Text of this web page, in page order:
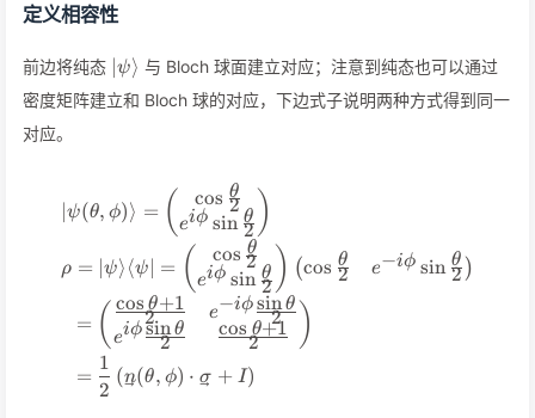
定义相容性
前边将纯态 \vert\psi\rangle
ψ⟩ 与 Bloch 球面建立对应；注意到纯态也可以通过
密度矩阵建立和 Bloch 球的对应，下边式子说明两种方式得到同一
对应。
∣ψ(θ, ϕ)⟩ = ( cos 2
θ
eiϕ sin 2
θ )
ρ = ∣ψ⟩ ⟨ψ∣ = ( cos 2
θ
eiϕ sin 2
θ ) (cos 2
θ e−iϕ sin 2
θ )
= ( 2
cos θ+1
eiϕ
2
sin θ
e−iϕ
2
sin θ
2
cos θ+1 )
=
2
1
(n(θ, ϕ) ⋅ σ + I)